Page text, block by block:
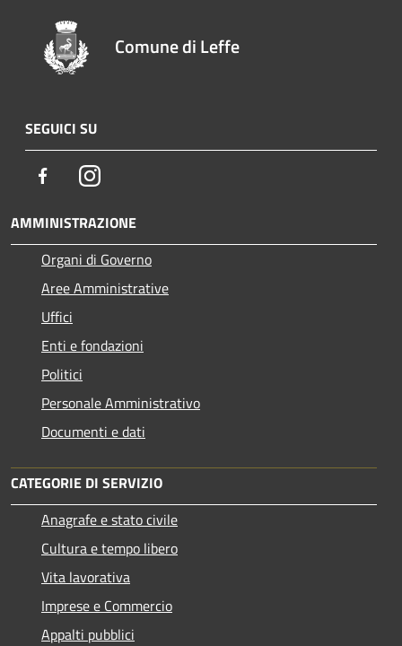
Comune di Leffe
SEGUICI SU
FacebookInstagram
AMMINISTRAZIONE
Organi di Governo
Aree Amministrative
Uffici
Enti e fondazioni
Politici
Personale Amministrativo
Documenti e dati
CATEGORIE DI SERVIZIO
Anagrafe e stato civile
Cultura e tempo libero
Vita lavorativa
Imprese e Commercio
Appalti pubblici